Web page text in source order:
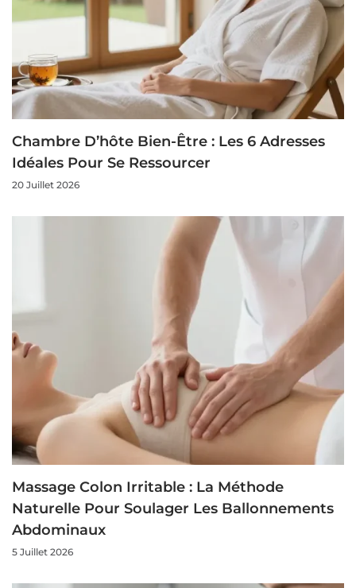
Chambre D’hôte Bien-Être : Les 6 Adresses
Idéales Pour Se Ressourcer
20 Juillet 2026
Massage Colon Irritable : La Méthode
Naturelle Pour Soulager Les Ballonnements
Abdominaux
5 Juillet 2026